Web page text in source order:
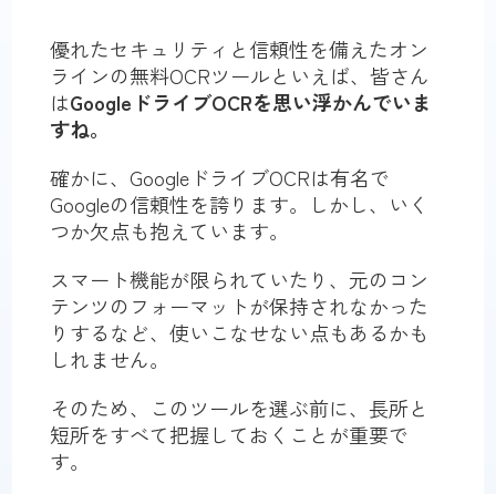
優れたセキュリティと信頼性を備えたオン
ラインの無料OCRツールといえば、皆さん
はGoogleドライブOCRを思い浮かんでいま
すね。
確かに、GoogleドライブOCRは有名で
Googleの信頼性を誇ります。しかし、いく
つか欠点も抱えています。
スマート機能が限られていたり、元のコン
テンツのフォーマットが保持されなかった
りするなど、使いこなせない点もあるかも
しれません。
そのため、このツールを選ぶ前に、長所と
短所をすべて把握しておくことが重要で
す。